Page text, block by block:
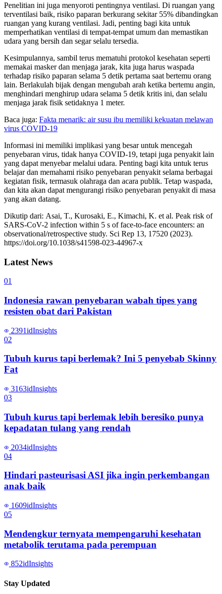
Penelitian ini juga menyoroti pentingnya ventilasi. Di ruangan yang
terventilasi baik, risiko paparan berkurang sekitar 55% dibandingkan
ruangan yang kurang ventilasi. Jadi, penting bagi kita untuk
memperhatikan ventilasi di tempat-tempat umum dan memastikan
udara yang bersih dan segar selalu tersedia.
Kesimpulannya, sambil terus mematuhi protokol kesehatan seperti
memakai masker dan menjaga jarak, kita juga harus waspada
terhadap risiko paparan selama 5 detik pertama saat bertemu orang
lain. Berlakulah bijak dengan mengubah arah ketika bertemu angin,
menghindari menghirup udara selama 5 detik kritis ini, dan selalu
menjaga jarak fisik setidaknya 1 meter.
Baca juga: Fakta menarik: air susu ibu memiliki kekuatan melawan
virus COVID-19
Informasi ini memiliki implikasi yang besar untuk mencegah
penyebaran virus, tidak hanya COVID-19, tetapi juga penyakit lain
yang dapat menyebar melalui udara. Penting bagi kita untuk terus
belajar dan memahami risiko penyebaran penyakit selama berbagai
kegiatan fisik, termasuk olahraga dan acara publik. Tetap waspada,
dan kita akan dapat mengurangi risiko penyebaran penyakit di masa
yang akan datang.
Dikutip dari: Asai, T., Kurosaki, E., Kimachi, K. et al. Peak risk of
SARS-CoV-2 infection within 5 s of face-to-face encounters: an
observational/retrospective study. Sci Rep 13, 17520 (2023).
https://doi.org/10.1038/s41598-023-44967-x
Latest News
01
Indonesia rawan penyebaran wabah tipes yang
resisten obat dari Pakistan
2391idInsights
02
Tubuh kurus tapi berlemak? Ini 5 penyebab Skinny
Fat
3163idInsights
03
Tubuh kurus tapi berlemak lebih beresiko punya
kepadatan tulang yang rendah
2034idInsights
04
Hindari pasteurisasi ASI jika ingin perkembangan
anak baik
1609idInsights
05
Mendengkur ternyata mempengaruhi kesehatan
metabolik terutama pada perempuan
852idInsights
Stay Updated